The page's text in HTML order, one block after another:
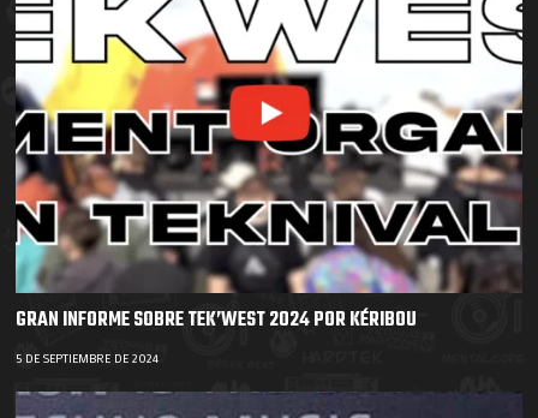
GRAN INFORME SOBRE TEK’WEST 2024 POR KÉRIBOU
5 DE SEPTIEMBRE DE 2024